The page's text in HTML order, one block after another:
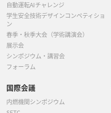
自動運転AIチャレンジ
学生安全技術デザインコンペティショ
ン
春季・秋季大会（学術講演会）
展示会
シンポジウム・講習会
フォーラム
国際会議
内燃機関シンポジウム